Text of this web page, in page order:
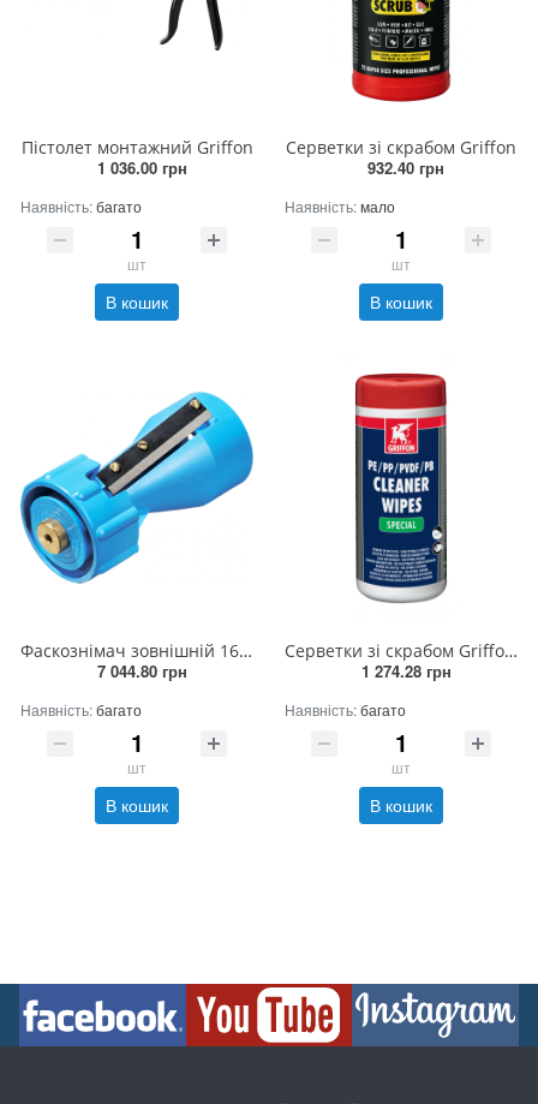
Пістолет монтажний Griffon
1 036.00 грн
Наявність:багато
шт
В кошик
Серветки зі скрабом Griffon
932.40 грн
Наявність:мало
шт
В кошик
Фаскознімач зовнішній 16-63мм Griffon
7 044.80 грн
Наявність:багато
шт
В кошик
Серветки зі скрабом Griffon 100
1 274.28 грн
Наявність:багато
шт
В кошик